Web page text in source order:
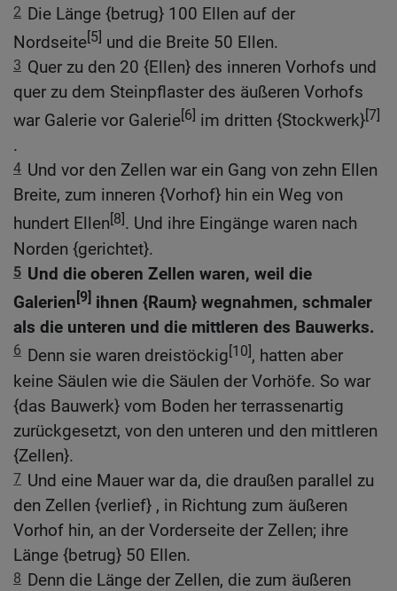
2 Die Länge {betrug} 100 Ellen auf der
Nordseite[5] und die Breite 50 Ellen.
3 Quer zu den 20 {Ellen} des inneren Vorhofs und
quer zu dem Steinpflaster des äußeren Vorhofs
war Galerie vor Galerie[6] im dritten {Stockwerk}[7]
.
4 Und vor den Zellen war ein Gang von zehn Ellen
Breite, zum inneren {Vorhof} hin ein Weg von
hundert Ellen[8]. Und ihre Eingänge waren nach
Norden {gerichtet}.
5 Und die oberen Zellen waren, weil die
Galerien [9] ihnen {Raum} wegnahmen, schmaler
als die unteren und die mittleren des Bauwerks.
6 Denn sie waren dreistöckig[10], hatten aber
keine Säulen wie die Säulen der Vorhöfe. So war
{das Bauwerk} vom Boden her terrassenartig
zurückgesetzt, von den unteren und den mittleren
{Zellen}.
7 Und eine Mauer war da, die draußen parallel zu
den Zellen {verlief} , in Richtung zum äußeren
Vorhof hin, an der Vorderseite der Zellen; ihre
Länge {betrug} 50 Ellen.
8 Denn die Länge der Zellen, die zum äußeren